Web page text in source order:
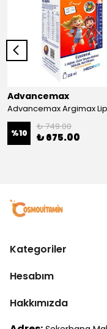
Advancemax
%10
₺ 749.00
₺ 675.00
Kategoriler
Hesabım
Hakkımızda